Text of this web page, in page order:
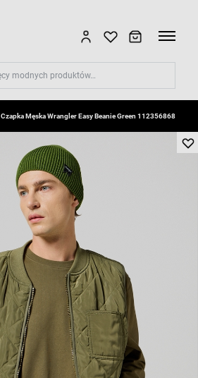
Czapka Męska Wrangler Easy Beanie Green 112356868